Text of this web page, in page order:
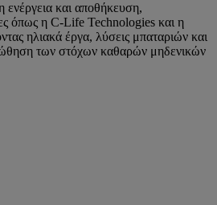
και αποθήκευση,
όπως η C-Life Technologies και η
ηλιακά έργα, λύσεις μπαταριών και
των στόχων καθαρών μηδενικών